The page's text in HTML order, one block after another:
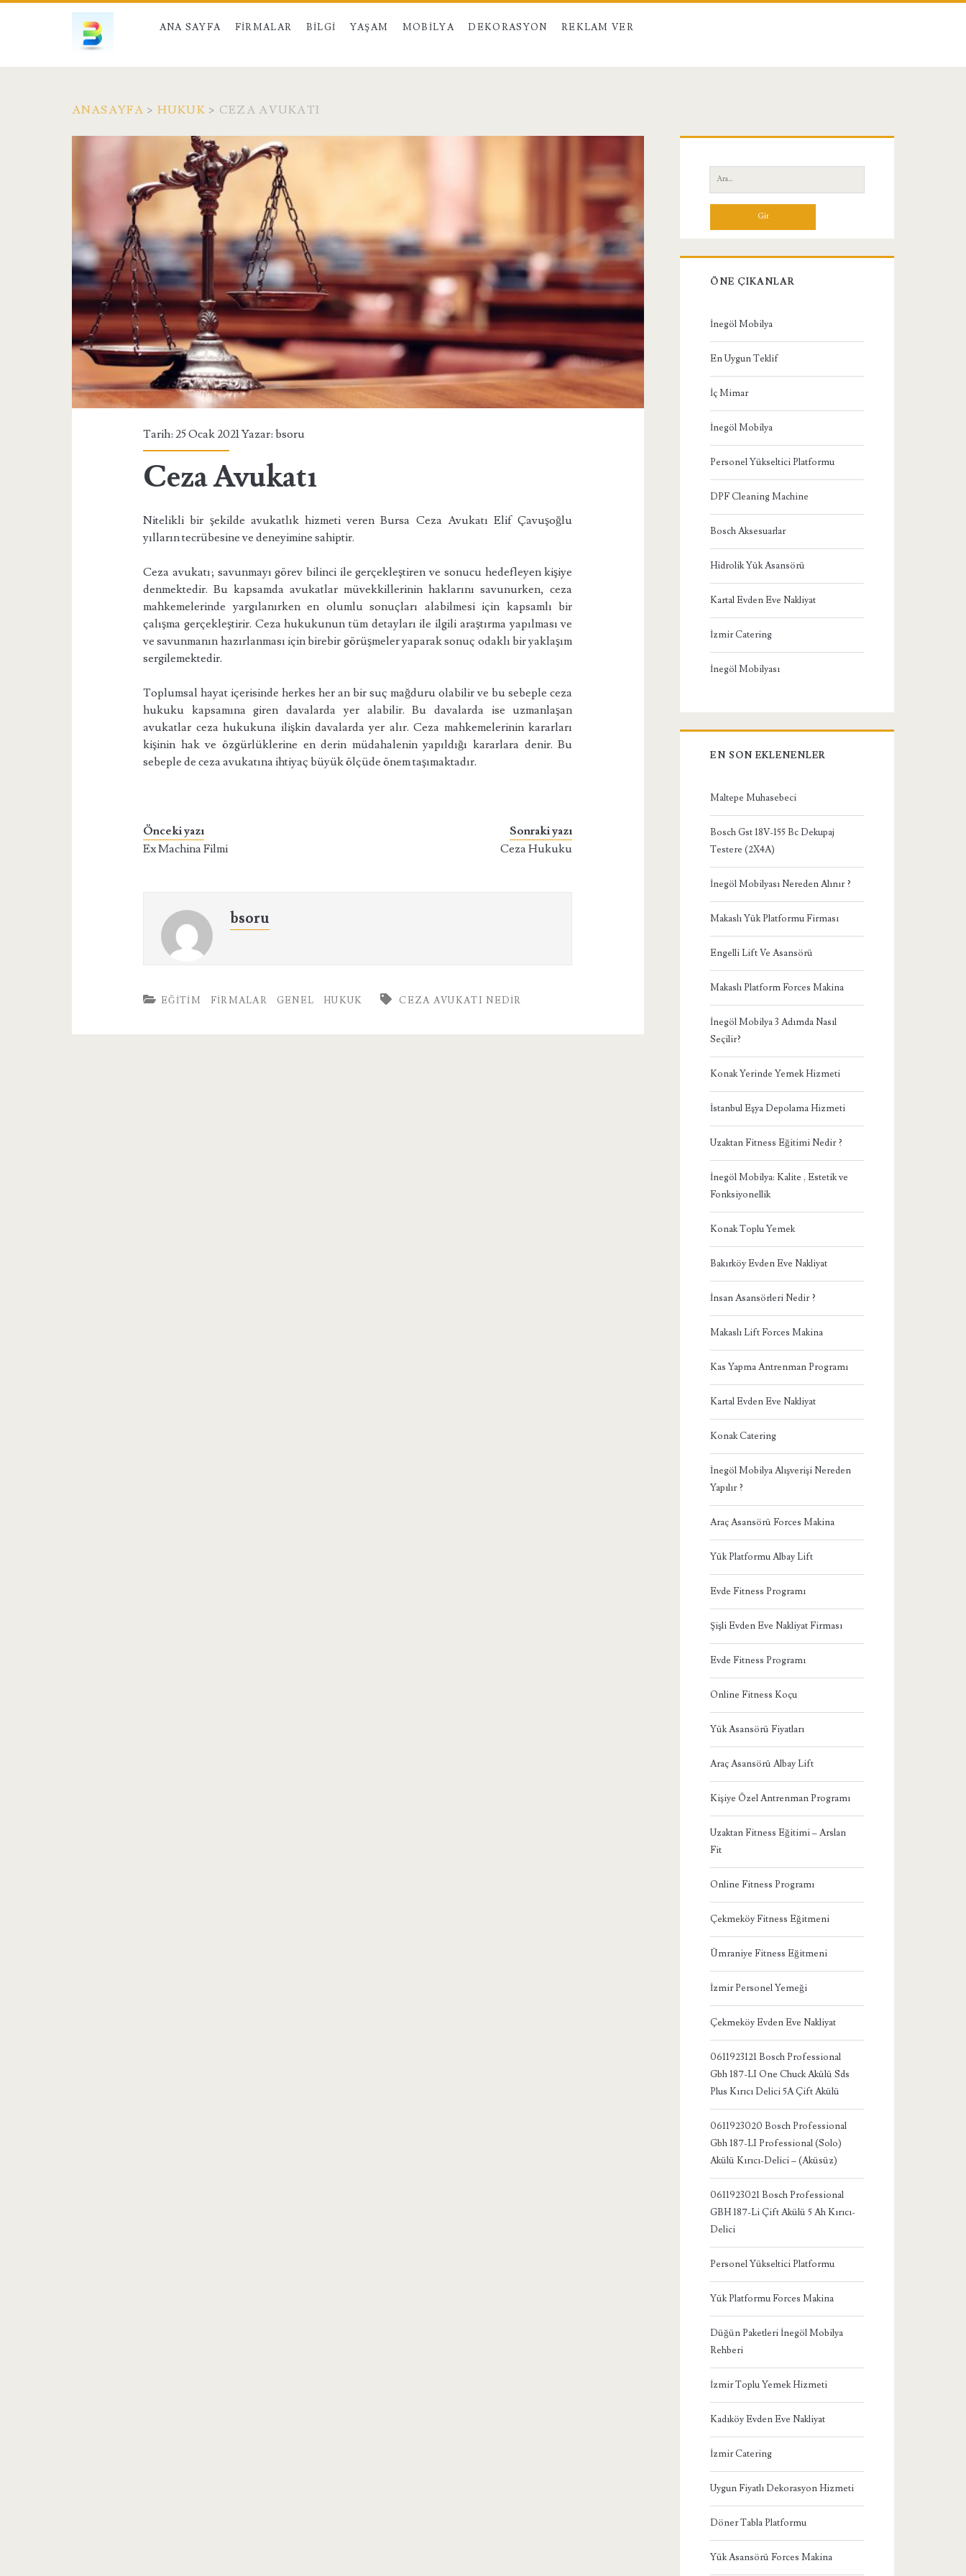
ANA SAYFA FIRMALAR BILGI YAŞAM MOBILYA DEKORASYON REKLAM VER
ANASAYFA > HUKUK > CEZA AVUKATI
Tarih: 25 Ocak 2021 Yazar:bsoru
Ceza Avukatı
Nitelikli bir şekilde avukatlık hizmeti veren Bursa Ceza Avukatı Elif Çavuşoğlu
yılların tecrübesine ve deneyimine sahiptir.
Ceza avukatı; savunmayı görev bilinci ile gerçekleştiren ve sonucu hedefleyen kişiye
denmektedir. Bu kapsamda avukatlar müvekkillerinin haklarını savunurken, ceza
mahkemelerinde yargılanırken en olumlu sonuçları alabilmesi için kapsamlı bir
çalışma gerçekleştirir. Ceza hukukunun tüm detayları ile ilgili araştırma yapılması ve
ve savunmanın hazırlanması için birebir görüşmeler yaparak sonuç odaklı bir yaklaşım
sergilemektedir.
Toplumsal hayat içerisinde herkes her an bir suç mağduru olabilir ve bu sebeple ceza
hukuku kapsamına giren davalarda yer alabilir. Bu davalarda ise uzmanlaşan
avukatlar ceza hukukuna ilişkin davalarda yer alır. Ceza mahkemelerinin kararları
kişinin hak ve özgürlüklerine en derin müdahalenin yapıldığı kararlara denir. Bu
sebeple de ceza avukatına ihtiyaç büyük ölçüde önem taşımaktadır.
Önceki yazı
Ex Machina Filmi
Sonraki yazı
Ceza Hukuku
bsoru
EĞITIM FIRMALAR GENEL HUKUK CEZA AVUKATI NEDIR
Yan
Menü
Ara:
ÖNE ÇIKANLAR
İnegöl Mobilya
En Uygun Teklif
İç Mimar
İnegöl Mobilya
Personel Yükseltici Platformu
DPF Cleaning Machine
Bosch Aksesuarlar
Hidrolik Yük Asansörü
Kartal Evden Eve Nakliyat
İzmir Catering
İnegöl Mobilyası
EN SON EKLENENLER
Maltepe Muhasebeci
Bosch Gst 18V-155 Bc Dekupaj
Testere (2X4A)
İnegöl Mobilyası Nereden Alınır ?
Makaslı Yük Platformu Firması
Engelli Lift Ve Asansörü
Makaslı Platform Forces Makina
İnegöl Mobilya 3 Adımda Nasıl
Seçilir?
Konak Yerinde Yemek Hizmeti
İstanbul Eşya Depolama Hizmeti
Uzaktan Fitness Eğitimi Nedir ?
İnegöl Mobilya: Kalite , Estetik ve
Fonksiyonellik
Konak Toplu Yemek
Bakırköy Evden Eve Nakliyat
İnsan Asansörleri Nedir ?
Makaslı Lift Forces Makina
Kas Yapma Antrenman Programı
Kartal Evden Eve Nakliyat
Konak Catering
İnegöl Mobilya Alışverişi Nereden
Yapılır ?
Araç Asansörü Forces Makina
Yük Platformu Albay Lift
Evde Fitness Programı
Şişli Evden Eve Nakliyat Firması
Evde Fitness Programı
Online Fitness Koçu
Yük Asansörü Fiyatları
Araç Asansörü Albay Lift
Kişiye Özel Antrenman Programı
Uzaktan Fitness Eğitimi – Arslan
Fit
Online Fitness Programı
Çekmeköy Fitness Eğitmeni
Ümraniye Fitness Eğitmeni
İzmir Personel Yemeği
Çekmeköy Evden Eve Nakliyat
0611923121 Bosch Professional
Gbh 187-LI One Chuck Akülü Sds
Plus Kırıcı Delici 5A Çift Akülü
0611923020 Bosch Professional
Gbh 187-LI Professional (Solo)
Akülü Kırıcı-Delici – (Aküsüz)
0611923021 Bosch Professional
GBH 187-Li Çift Akülü 5 Ah Kırıcı-
Delici
Personel Yükseltici Platformu
Yük Platformu Forces Makina
Düğün Paketleri İnegöl Mobilya
Rehberi
İzmir Toplu Yemek Hizmeti
Kadıköy Evden Eve Nakliyat
İzmir Catering
Uygun Fiyatlı Dekorasyon Hizmeti
Döner Tabla Platformu
Yük Asansörü Forces Makina